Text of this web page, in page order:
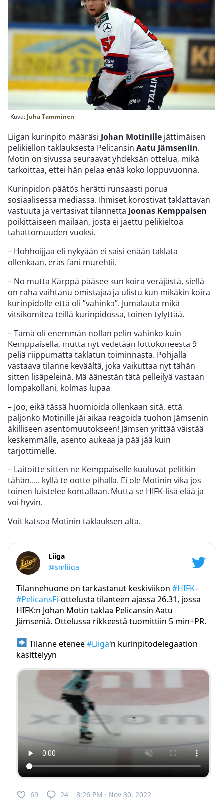
Kuva: Juha Tamminen
Liigan kurinpito määräsi Johan Motinille jättimäisen
pelikiellon taklauksesta Pelicansin Aatu Jämseniin.
Motin on sivussa seuraavat yhdeksän ottelua, mikä
tarkoittaa, ettei hän pelaa enää koko loppuvuonna.
Kurinpidon päätös herätti runsaasti porua
sosiaalisessa mediassa. Ihmiset korostivat taklattavan
vastuuta ja vertasivat tilannetta Joonas Kemppaisen
poikittaiseen mailaan, josta ei jaettu pelikieltoa
tahattomuuden vuoksi.
– Hohhoijjaa eli nykyään ei saisi enään taklata
ollenkaan, eräs fani murehtii.
– No mutta Kärppä pääsee kun koira veräjästä, siellä
on raha vaihtanu omistajaa ja ulistu kun mikäkin koira
kurinpidolle että oli ”vahinko”. Jumalauta mikä
vitsikomitea teillä kurinpidossa, toinen tylyttää.
– Tämä oli enemmän nollan pelin vahinko kuin
Kemppaisella, mutta nyt vedetään lottokoneesta 9
peliä riippumatta taklatun toiminnasta. Pohjalla
vastaava tilanne keväältä, joka vaikuttaa nyt tähän
sitten lisäpeleinä. Mä äänestän tätä pelleilyä vastaan
lompakollani, kolmas lupaa.
– Joo, eikä tässä huomioida ollenkaan sitä, että
paljonko Motinille jäi aikaa reagoida tuohon Jämsenin
äkilliseen asentomuutokseen! Jämsen yrittää väistää
keskemmälle, asento aukeaa ja pää jää kuin
tarjottimelle.
– Laitoitte sitten ne Kemppaiselle kuuluvat pelitkin
tähän….. kyllä te ootte pihalla. Ei ole Motinin vika jos
toinen luistelee kontallaan. Mutta se HIFK-lisä elää ja
voi hyvin.
Voit katsoa Motinin taklauksen alta.
Liiga
@smliiga
Tilannehuone on tarkastanut keskiviikon #HIFK–
#PelicansFi-ottelusta tilanteen ajassa 26.31, jossa
HIFK:n Johan Motin taklaa Pelicansin Aatu
Jämseniä. Ottelussa rikkeestä tuomittiin 5 min+PR.
Tilanne etenee#Liiga'n kurinpitodelegaation
käsittelyyn
69 24 8:26 PM · Nov 30, 2022